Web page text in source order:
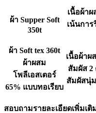
ผ้า Supper Soft
350t
เนื้อผ้า
เน้นกา
ผ้า Soft tex 360t
ผ้าผสม
โพลีเอสเตอร์
65% แบบทอเรียบ
เนื้อผ้าผ
สัมผัส 2
สัมผัสนุ่
สอบถามรายละเอียดเพิ่มเ